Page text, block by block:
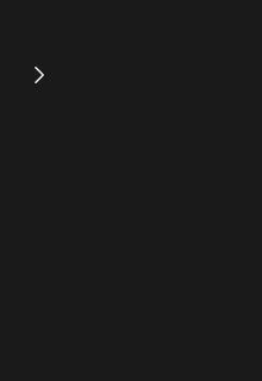
に庭を愛でようと回廊に誘う。裕昌
郡主を始め子息目当てにやってきて